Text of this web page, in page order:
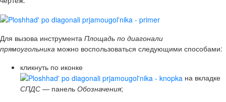
Для вызова инструмента Площадь по диагонали
прямоугольника можно воспользоваться следующими способами:
кликнуть по иконке
на вкладке
СПДС — панель Обозначения;